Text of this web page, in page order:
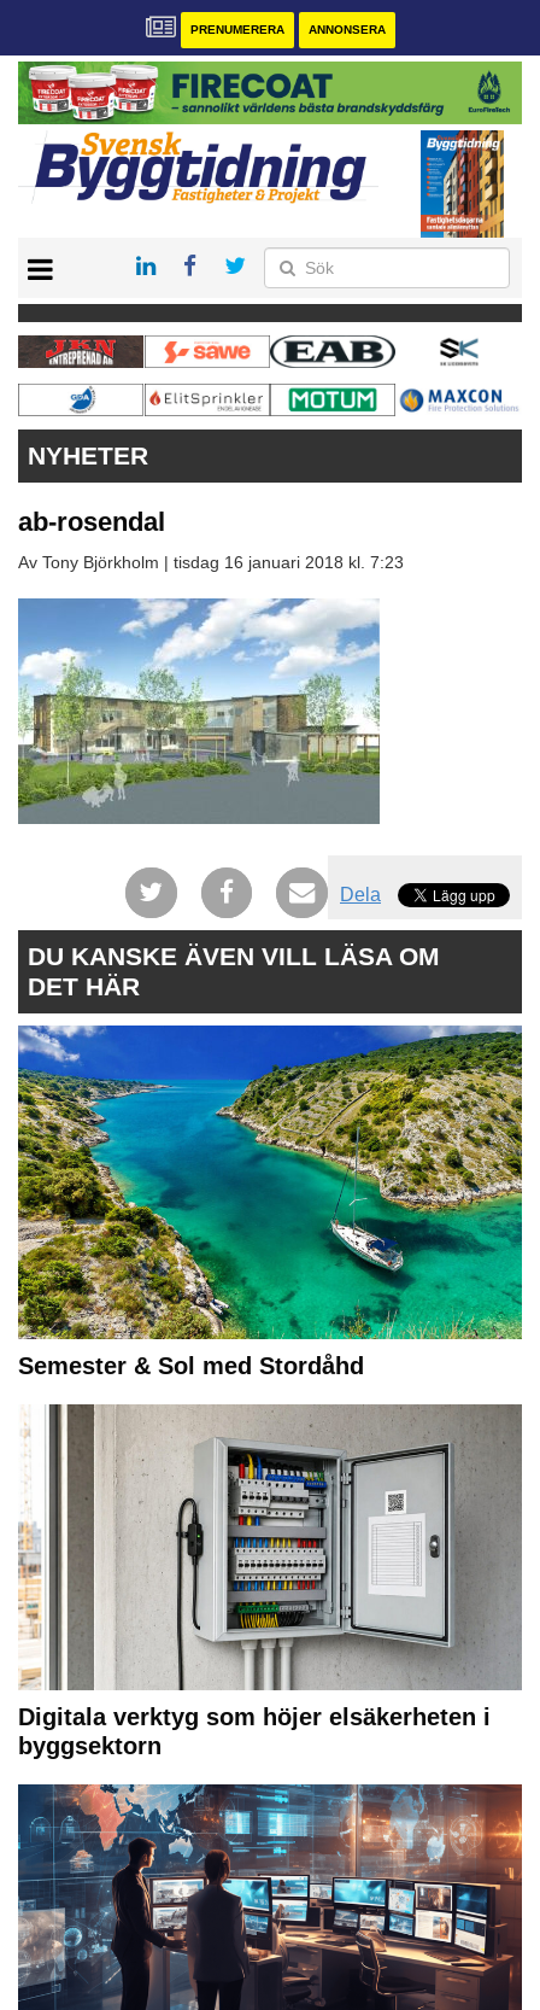
PRENUMERERA ANNONSERA
PRENUMERERA
VÅRA ANDRA MAGASIN
ANNONSERA
KONTAKT
NYHETER
ab-rosendal
Av Tony Björkholm | tisdag 16 januari 2018 kl. 7:23
Dela
DU KANSKE ÄVEN VILL LÄSA OM
DET HÄR
Semester & Sol med Stordåhd
Digitala verktyg som höjer elsäkerheten i
byggsektorn